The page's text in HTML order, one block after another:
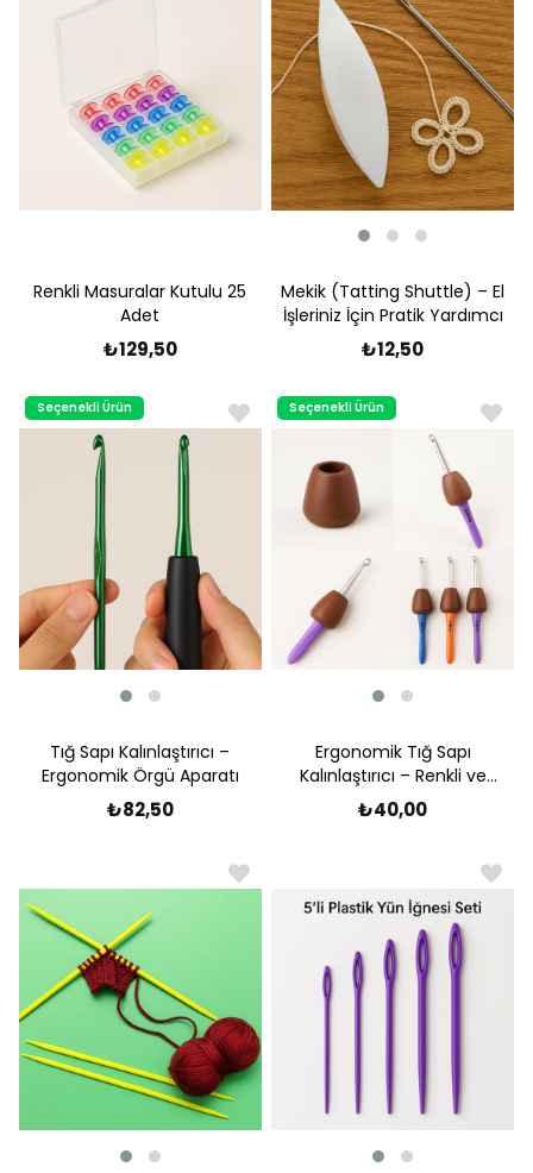
Renkli Masuralar Kutulu 25
Adet
₺129,50
Mekik (Tatting Shuttle) – El
İşleriniz İçin Pratik Yardımcı
₺12,50
Tığ Sapı Kalınlaştırıcı –
Ergonomik Örgü Aparatı
₺82,50
Seçenekli Ürün
Ergonomik Tığ Sapı
Kalınlaştırıcı – Renkli ve
Konforlu Kullanım
₺40,00
Seçenekli Ürün